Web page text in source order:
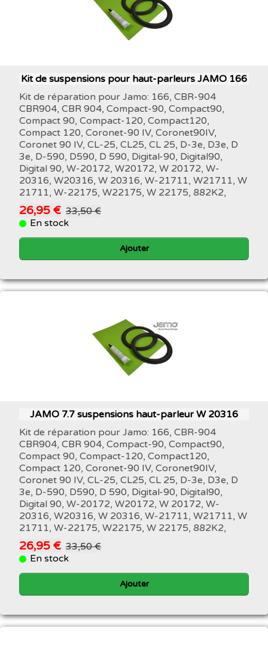
Kit de suspensions pour haut-parleurs JAMO 166
Kit de réparation pour Jamo: 166, CBR-904
CBR904, CBR 904, Compact-90, Compact90,
Compact 90, Compact-120, Compact120,
Compact 120, Coronet-90 IV, Coronet90IV,
Coronet 90 IV, CL-25, CL25, CL 25, D-3e, D3e, D
3e, D-590, D590, D 590, Digital-90, Digital90,
Digital 90, W-20172, W20172, W 20172, W-
20316, W20316, W 20316, W-21711, W21711, W
21711, W-22175, W22175, W 22175, 882K2,
26,95 € 33,50 €
En stock
Ajouter
JAMO 7.7 suspensions haut-parleur W 20316
Kit de réparation pour Jamo: 166, CBR-904
CBR904, CBR 904, Compact-90, Compact90,
Compact 90, Compact-120, Compact120,
Compact 120, Coronet-90 IV, Coronet90IV,
Coronet 90 IV, CL-25, CL25, CL 25, D-3e, D3e, D
3e, D-590, D590, D 590, Digital-90, Digital90,
Digital 90, W-20172, W20172, W 20172, W-
20316, W20316, W 20316, W-21711, W21711, W
21711, W-22175, W22175, W 22175, 882K2,
26,95 € 33,50 €
En stock
Ajouter